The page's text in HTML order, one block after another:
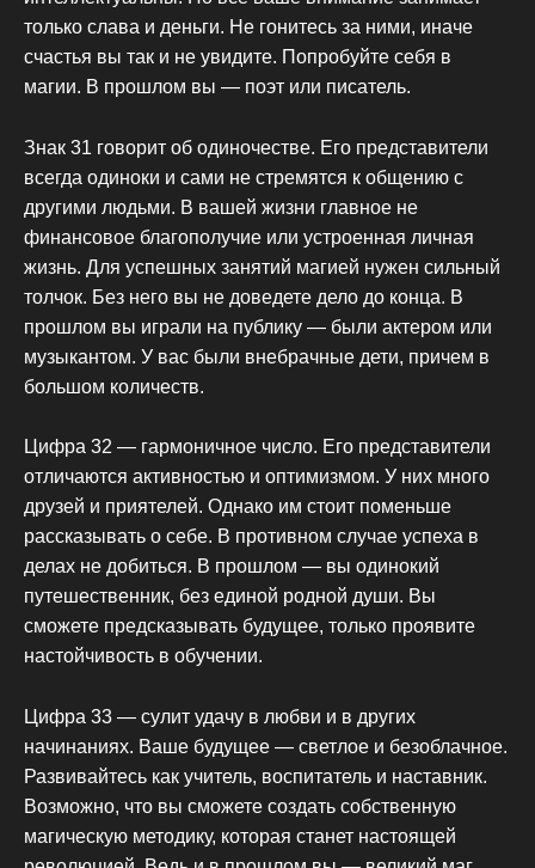
только слава и деньги. Не гонитесь за ними, иначе
счастья вы так и не увидите. Попробуйте себя в
магии. В прошлом вы — поэт или писатель.
Знак 31 говорит об одиночестве. Его представители
всегда одиноки и сами не стремятся к общению с
другими людьми. В вашей жизни главное не
финансовое благополучие или устроенная личная
жизнь. Для успешных занятий магией нужен сильный
толчок. Без него вы не доведете дело до конца. В
прошлом вы играли на публику — были актером или
музыкантом. У вас были внебрачные дети, причем в
большом количеств.
Цифра 32 — гармоничное число. Его представители
отличаются активностью и оптимизмом. У них много
друзей и приятелей. Однако им стоит поменьше
рассказывать о себе. В противном случае успеха в
делах не добиться. В прошлом — вы одинокий
путешественник, без единой родной души. Вы
сможете предсказывать будущее, только проявите
настойчивость в обучении.
Цифра 33 — сулит удачу в любви и в других
начинаниях. Ваше будущее — светлое и безоблачное.
Развивайтесь как учитель, воспитатель и наставник.
Возможно, что вы сможете создать собственную
магическую методику, которая станет настоящей